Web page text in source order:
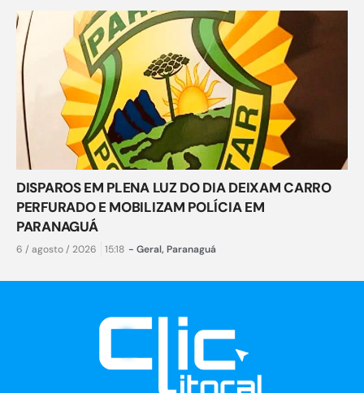
DISPAROS EM PLENA LUZ DO DIA DEIXAM CARRO
PERFURADO E MOBILIZAM POLÍCIA EM
PARANAGUÁ
6 / agosto / 2026 15:18 - Geral, Paranaguá